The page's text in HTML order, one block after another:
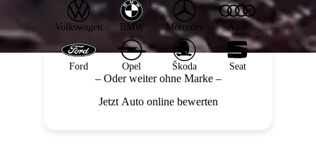
Volkswagen BMW Mercedes Audi
Ford Opel Škoda Seat
– Oder weiter ohne Marke –
Jetzt Auto online bewerten